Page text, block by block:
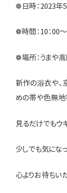
❁日時：2023年
❁時間：10：00
❁場所：うまや
新作の浴衣や、
めの帯や色無
見るだけでもウ
少しでも気にな
心よりお待ちい